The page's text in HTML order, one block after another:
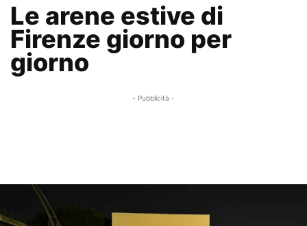
Le arene estive di
Firenze giorno per
giorno
- Pubblicità -